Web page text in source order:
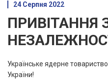
24 Серпня 2022
ПРИВІТАННЯ
Українське ядерне
України!